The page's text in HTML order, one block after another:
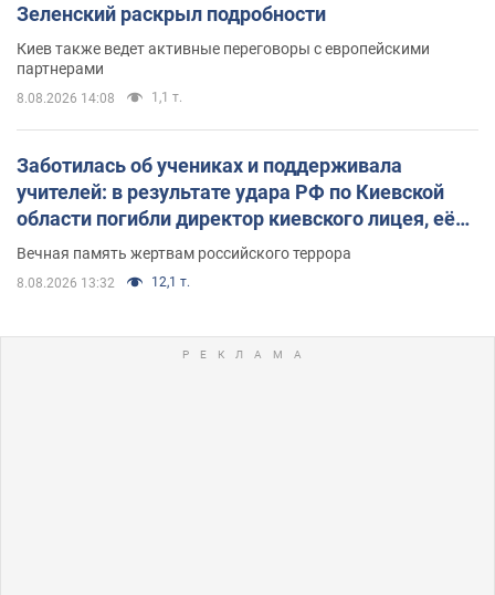
Зеленский раскрыл подробности
Киев также ведет активные переговоры с европейскими
партнерами
8.08.2026 14:08 1,1 т.
Заботилась об учениках и поддерживала
учителей: в результате удара РФ по Киевской
области погибли директор киевского лицея, её
муж и внук
Вечная память жертвам российского террора
8.08.2026 13:32 12,1 т.